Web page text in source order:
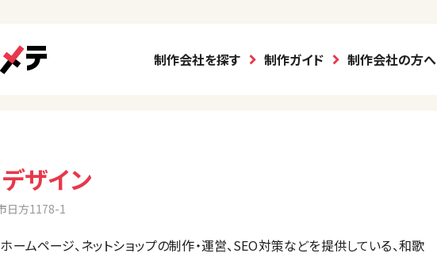
制作会社を探す 制作ガイド 制作会社の方へ
ザイン
日方1178-1
ームページ、ネットショップの制作・運営、SEO対策などを提供している、和歌